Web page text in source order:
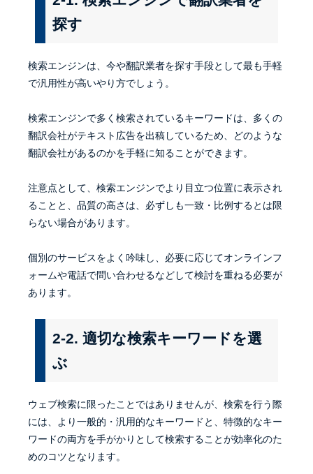
探す
検索エンジンは、今や翻訳業者を探す手段として最も手軽
で汎用性が高いやり方でしょう。
検索エンジンで多く検索されているキーワードは、多くの
翻訳会社がテキスト広告を出稿しているため、どのような
翻訳会社があるのかを手軽に知ることができます。
注意点として、検索エンジンでより目立つ位置に表示され
ることと、品質の高さは、必ずしも一致・比例するとは限
らない場合があります。
個別のサービスをよく吟味し、必要に応じてオンラインフ
ォームや電話で問い合わせるなどして検討を重ねる必要が
あります。
2-2. 適切な検索キーワードを選
ぶ
ウェブ検索に限ったことではありませんが、検索を行う際
には、より一般的・汎用的なキーワードと、特徴的なキー
ワードの両方を手がかりとして検索することが効率化のた
めのコツとなります。